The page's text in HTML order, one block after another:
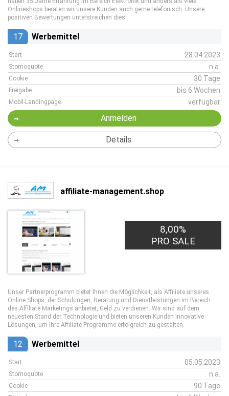
Onlineshops beraten wir unsere Kunden auch gerne telefonisch. Unsere
positiven Bewertungen unterstreichen dies!
17 Werbemittel
Start 28.04.2023
Stornoquote n.a.
Cookie 30 Tage
Freigabe bis 6 Wochen
Mobil-Landingpage verfügbar
Anmelden
Details
affiliate-management.shop
8,00%
PRO SALE
Unser Partnerprogramm bietet Ihnen die Möglichkeit, als Affiliate unseres
Online Shops, der Schulungen, Beratung und Dienstleistungen im Bereich
des Affiliate Marketings anbietet, Geld zu verdienen. Wir sind auf dem
neuesten Stand der Technologie und bieten unseren Kunden innovative
Lösungen, um ihre Affiliate-Programme erfolgreich zu gestalten.
12 Werbemittel
Start 05.05.2023
Stornoquote n.a.
Cookie 90 Tage